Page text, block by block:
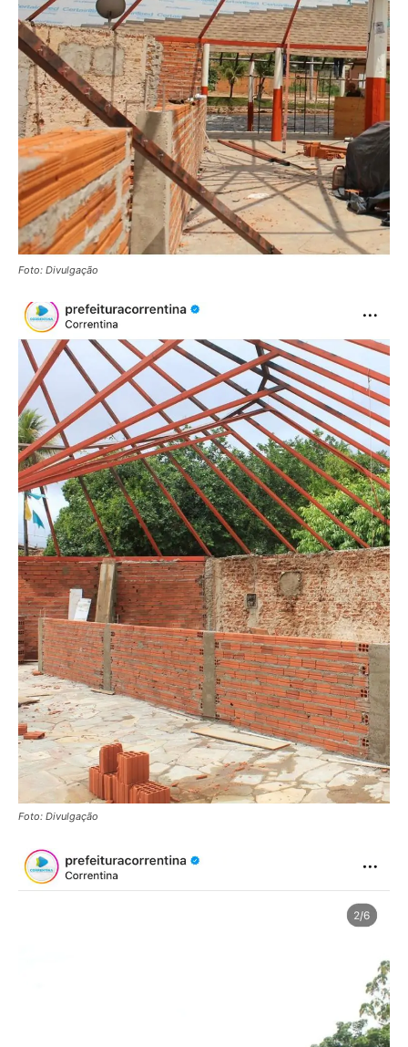
Foto: Divulgação
Foto: Divulgação